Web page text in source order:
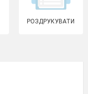
РОЗДРУКУВАТИ